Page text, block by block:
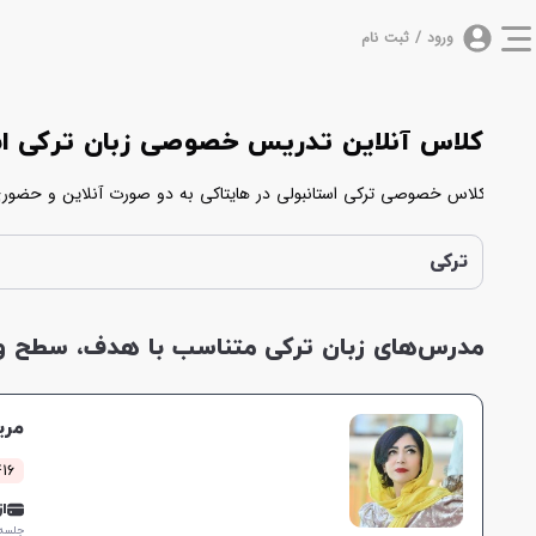
ورود / ثبت نام
کلاس آنلاین تدریس خصوصی زبان ترکی
ترکی
مدرس‌های زبان ترکی متناسب با هدف، سطح و
4416
از
جلسه ۱